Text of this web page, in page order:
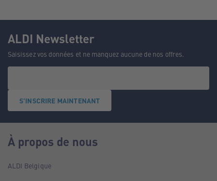
ALDI Newsletter
Saisissez vos données et ne manquez aucune de nos offres.
S'INSCRIRE MAINTENANT
À propos de nous
ALDI Belgique